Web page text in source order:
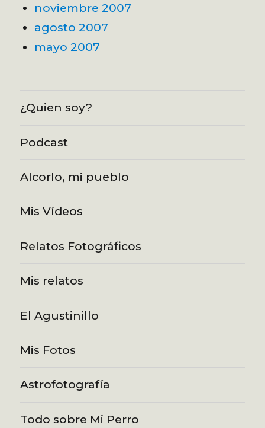
noviembre 2007
agosto 2007
mayo 2007
¿Quien soy?
Podcast
Alcorlo, mi pueblo
Mis Vídeos
Relatos Fotográficos
Mis relatos
El Agustinillo
Mis Fotos
Astrofotografía
Todo sobre Mi Perro